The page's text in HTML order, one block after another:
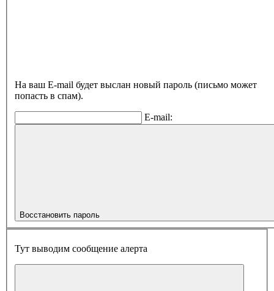
На ваш E-mail будет выслан новый пароль (письмо может
попасть в спам).
E-mail:
Восстановить пароль
Тут выводим сообщение алерта